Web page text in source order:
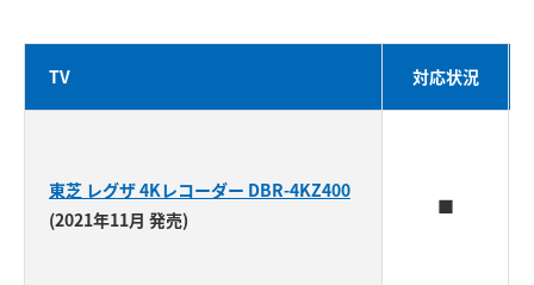
TV 対応状況
東芝 レグザ 4Kレコーダー DBR-4KZ400
(2021年11月 発売)
■